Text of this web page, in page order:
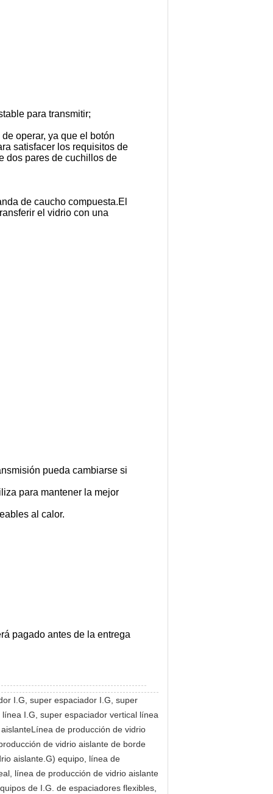
para transmitir;
operar, ya que el botón
satisfacer los requisitos de
dos pares de cuchillos de
de caucho compuesta.El
el vidrio con una
pueda cambiarse si
para mantener la mejor
al calor.
pagado antes de la entrega
I.G, super espaciador I.G, super
I.G, super espaciador vertical línea
de producción de vidrio
de vidrio aislante de borde
aislante.G) equipo, línea de
línea de producción de vidrio aislante
de I.G. de espaciadores flexibles,